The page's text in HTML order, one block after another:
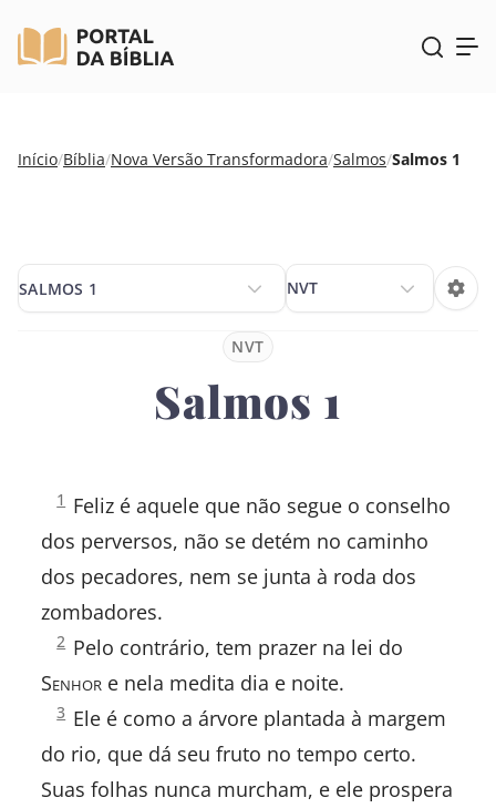
Pular
Início/Bíblia/Nova Versão Transformadora/Salmos/Salmos 1
SALMOS 1
SELECIONE UM LIVRO
VELHO TESTAMENTO:
Gênesis
Êxodo
Levítico
NVT
Salmos 1
Salmos
1 Feliz é aquele que não segue o conselho
dos perversos, não se detém no caminho
dos pecadores, nem se junta à roda dos
zombadores.
Salmos
2 Pelo contrário, tem prazer na lei do
Senhore nela medita dia e noite.
Salmos
3 Ele é como a árvore plantada à margem
do rio, que dá seu fruto no tempo certo.
Suas folhas nunca murcham, e ele prospera